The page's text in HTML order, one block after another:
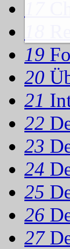
19
20
21
22
23
24
25
26
27